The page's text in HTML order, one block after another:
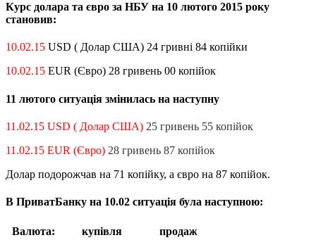
Курс долара та євро за НБУ на 10 лютого 2015 року
становив:
10.02.15 USD ( Долар США) 24 гривні 84 копійки
10.02.15 EUR (Євро) 28 гривень 00 копійок
11 лютого ситуація змінилась на наступну
11.02.15 USD ( Долар США) 25 гривень 55 копійок
11.02.15 EUR (Євро) 28 гривень 87 копійок
Долар подорожчав на 71 копійку, а євро на 87 копійок.
В ПриватБанку на 10.02 ситуація була наступною:
Валюта: купiвля
продаж